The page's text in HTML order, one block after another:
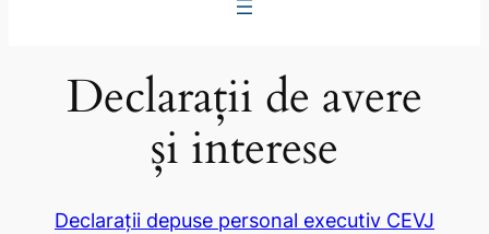
Declarații de avere
și interese
Declarații depuse personal executiv CEVJ